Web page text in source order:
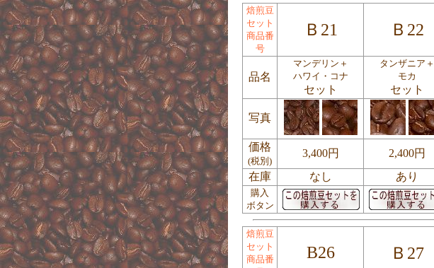
焙煎豆
セット
商品番
号
Ｂ21 Ｂ22
品名
マンデリン＋
ハワイ・コナ
セット
タンザニア＋
モカ
セット
写真
価格
(税別)
3,400円 2,400円
在庫
なし あり
購入
ボタン
焙煎豆
セット
商品番
B26 Ｂ27